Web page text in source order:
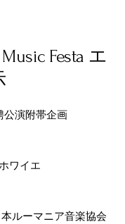
Festa エ
公演附帯企画
ワイエ
ルーマニア音楽協会